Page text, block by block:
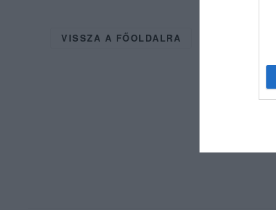
VISSZA A FŐOLDALRA